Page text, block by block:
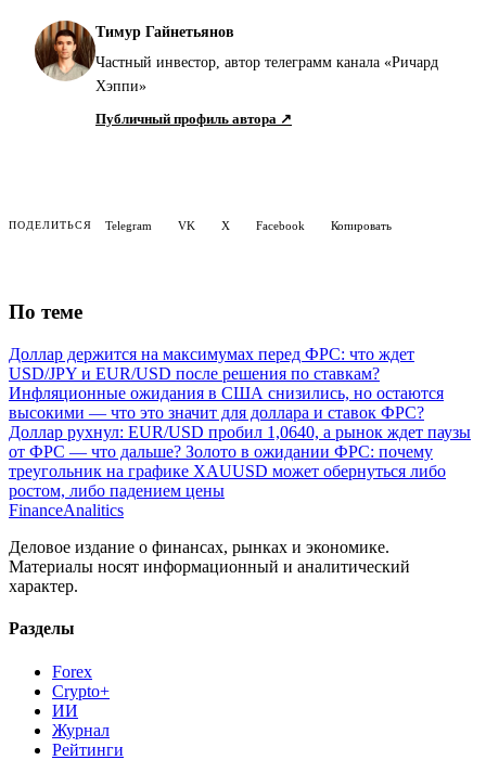
Тимур Гайнетьянов
Частный инвестор, автор телеграмм канала «Ричард
Хэппи»
Публичный профиль автора ↗
ПОДЕЛИТЬСЯ Telegram VK X Facebook Копировать
По теме
Доллар держится на максимумах перед ФРС: что ждет
USD/JPY и EUR/USD после решения по ставкам?
Инфляционные ожидания в США снизились, но остаются
высокими — что это значит для доллара и ставок ФРС?
Доллар рухнул: EUR/USD пробил 1,0640, а рынок ждет паузы
от ФРС — что дальше? Золото в ожидании ФРС: почему
треугольник на графике XAUUSD может обернуться либо
ростом, либо падением цены
FinanceAnalitics
Деловое издание о финансах, рынках и экономике.
Материалы носят информационный и аналитический
характер.
Разделы
Forex
Crypto+
ИИ
Журнал
Рейтинги